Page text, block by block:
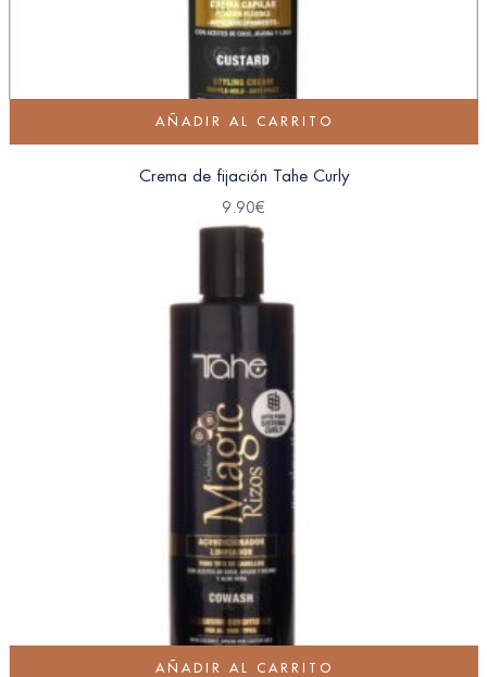
AÑADIR AL CARRITO
Crema de fijación Tahe Curly
9.90€
AÑADIR AL CARRITO